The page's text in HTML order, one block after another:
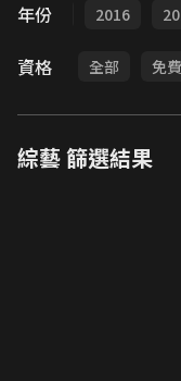
年份
2017 2016
資格 全部 免費
綜藝篩選結果